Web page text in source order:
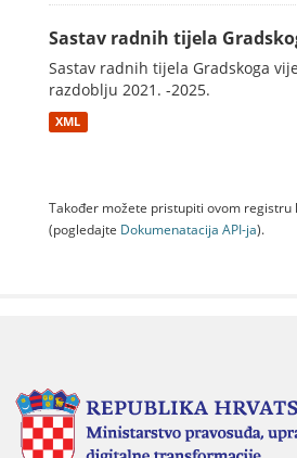
Sastav radnih tijela
Sastav radnih tijela Gradskoga
razdoblju 2021. -2025.
XML
Također možete pristupiti ovom registru
(pogledajte Dokumenаtаcijа API-jа).